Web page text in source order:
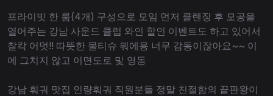
프라이빗 한 룸(4개) 구성으로 모임 먼저 클렌징 후 모공을
열어주는 강남 사운드 클럽 와인 할인 이벤트도 하고 있어서
찰칵 어멋!! 따뜻한 물티슈 뭐에용 너무 감동이잖아요~~ 이
에 그치지 않고 이면도로 및 영동
강남 훠궈 맛집 인량훠궈 직원분들 정말 친절함의 끝판왕이